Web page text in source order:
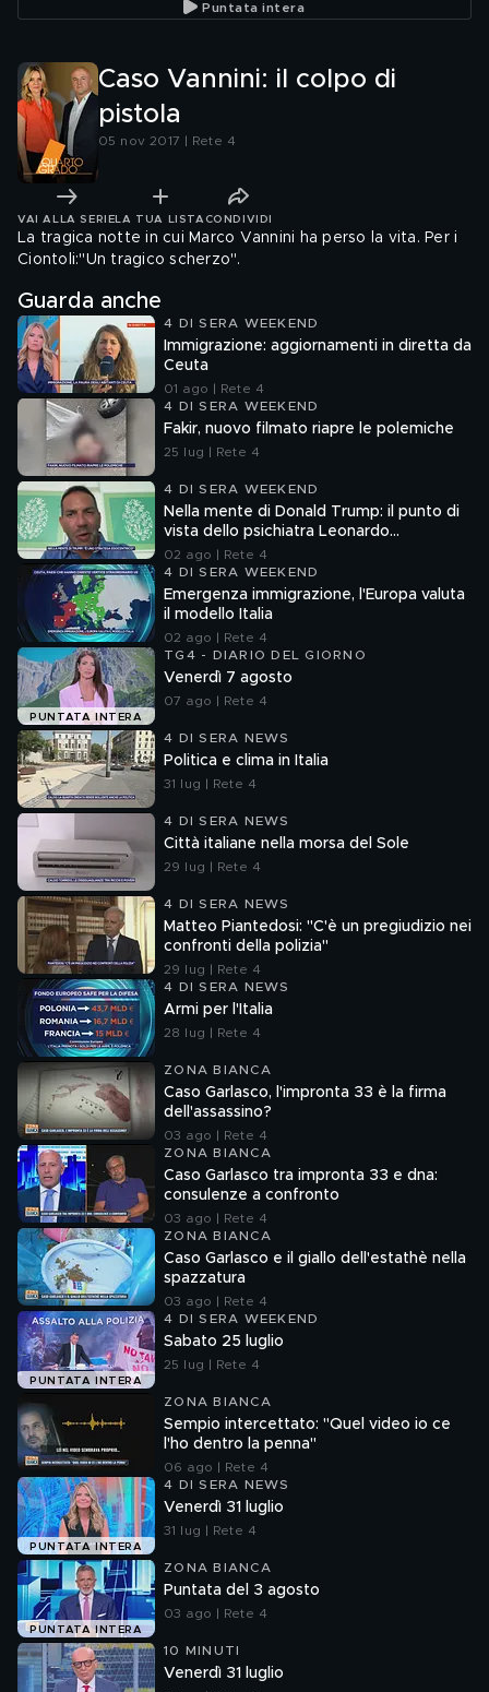
Puntata intera
Caso Vannini: il colpo di
pistola
05 nov 2017 | Rete 4
VAI ALLA SERIE LA TUA LISTA CONDIVIDI
La tragica notte in cui Marco Vannini ha perso la vita. Per i
Ciontoli:"Un tragico scherzo".
Guarda anche
4 DI SERA WEEKEND
Immigrazione: aggiornamenti in diretta da
Ceuta
01 ago | Rete 4
4 DI SERA WEEKEND
Fakir, nuovo filmato riapre le polemiche
25 lug | Rete 4
4 DI SERA WEEKEND
Nella mente di Donald Trump: il punto di
vista dello psichiatra Leonardo
Mendolicchio
02 ago | Rete 4
4 DI SERA WEEKEND
Emergenza immigrazione, l'Europa valuta
il modello Italia
02 ago | Rete 4
PUNTATA INTERA
TG4 - DIARIO DEL GIORNO
Venerdì 7 agosto
07 ago | Rete 4
4 DI SERA NEWS
Politica e clima in Italia
31 lug | Rete 4
4 DI SERA NEWS
Città italiane nella morsa del Sole
29 lug | Rete 4
4 DI SERA NEWS
Matteo Piantedosi: "C'è un pregiudizio nei
confronti della polizia"
29 lug | Rete 4
4 DI SERA NEWS
Armi per l'Italia
28 lug | Rete 4
ZONA BIANCA
Caso Garlasco, l'impronta 33 è la firma
dell'assassino?
03 ago | Rete 4
ZONA BIANCA
Caso Garlasco tra impronta 33 e dna:
consulenze a confronto
03 ago | Rete 4
ZONA BIANCA
Caso Garlasco e il giallo dell'estathè nella
spazzatura
03 ago | Rete 4
PUNTATA INTERA
4 DI SERA WEEKEND
Sabato 25 luglio
25 lug | Rete 4
ZONA BIANCA
Sempio intercettato: "Quel video io ce
l'ho dentro la penna"
06 ago | Rete 4
PUNTATA INTERA
4 DI SERA NEWS
Venerdì 31 luglio
31 lug | Rete 4
PUNTATA INTERA
ZONA BIANCA
Puntata del 3 agosto
03 ago | Rete 4
10 MINUTI
Venerdì 31 luglio